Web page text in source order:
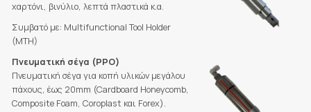
χαρτόνι, βινύλιο, λεπτά πλαστικά κ.α.
Συμβατό με: Multifunctional Tool Holder
(MTH)
Πνευματική σέγα (PPO)
Πνευματική σέγα για κοπή υλικών μεγάλου
πάχους, έως 20mm (Cardboard Honeycomb,
Composite Foam, Coroplast και Forex).